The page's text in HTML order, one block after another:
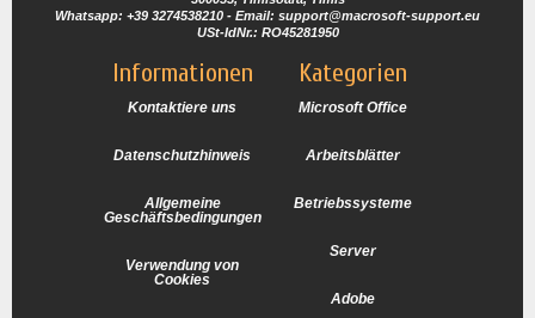
Whatsapp: +39 3274538210 - Email: support@macrosoft-support.eu
USt-IdNr.: RO45281950
Informationen
Kontaktiere uns
Datenschutzhinweis
Allgemeine
Geschäftsbedingungen
Verwendung von
Cookies
Kategorien
Microsoft Office
Arbeitsblätter
Betriebssysteme
Server
Adobe